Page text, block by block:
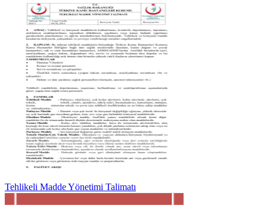
Tehlikeli Madde Yönetimi Talimatı